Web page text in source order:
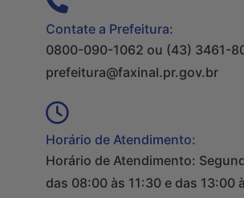
Contate a Prefeitura:
0800-090-1062 ou (43) 3461-
prefeitura@faxinal.pr.gov.br
Horário de Atendimento:
Horário de Atendimento:
das 08:00 às 11:30 e das 13:00